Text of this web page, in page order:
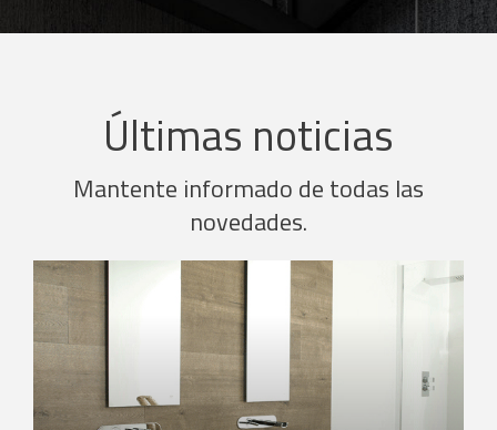
Últimas noticias
Mantente informado de todas las
novedades.